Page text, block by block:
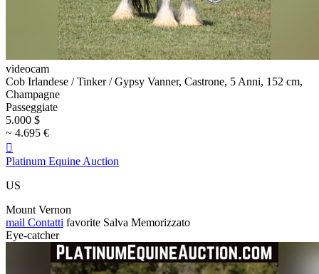
videocam
Cob Irlandese / Tinker / Gypsy Vanner, Castrone, 5 Anni, 152 cm,
Champagne
Passeggiate
5.000 $
~ 4.695 €

Platinum Equine Auction
US
Mount Vernon
mail Contatti favorite Salva Memorizzato
Eye-catcher